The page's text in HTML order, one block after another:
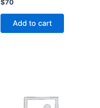
$70
Add to cart